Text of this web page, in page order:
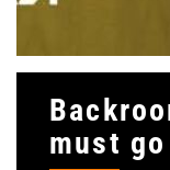
must go